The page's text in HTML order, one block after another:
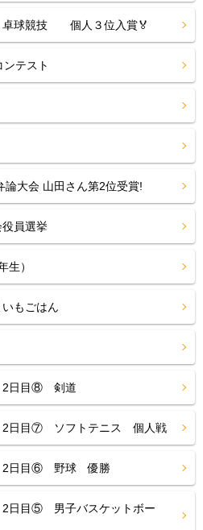
卓球競技 個人３位入賞🏅
テスト
論大会 山田さん第2位受賞!
員選挙
生）
いもごはん
2日目⑧ 剣道
2日目⑦ ソフトテニス 個人戦
2日目⑥ 野球 優勝
日目⑤ 男子バスケットボー